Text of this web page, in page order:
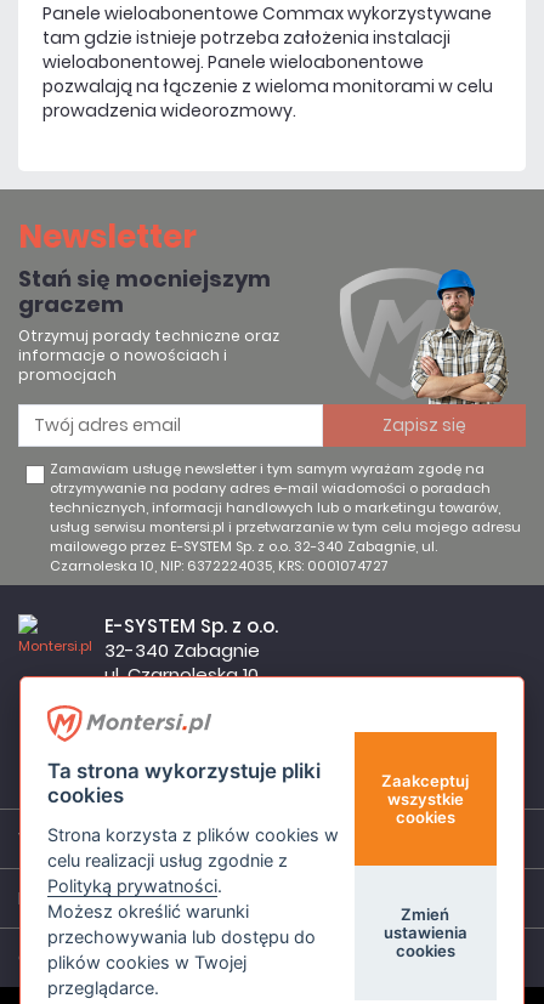
Panele wieloabonentowe Commax wykorzystywane
tam gdzie istnieje potrzeba założenia instalacji
wieloabonentowej. Panele wieloabonentowe
pozwalają na łączenie z wieloma monitorami w celu
prowadzenia wideorozmowy.
Newsletter
Stań się mocniejszym
graczem
Otrzymuj porady techniczne oraz
informacje o nowościach i
promocjach
Zamawiam usługę newsletter i tym samym wyrażam zgodę na
otrzymywanie na podany adres e-mail wiadomości o poradach
technicznych, informacji handlowych lub o marketingu towarów,
usług serwisu montersi.pl i przetwarzanie w tym celu mojego adresu
mailowego przez E-SYSTEM Sp. z o.o. 32-340 Zabagnie, ul.
Czarnoleska 10, NIP: 6372224035, KRS: 0001074727
17:00
E-SYSTEM Sp. z o.o.
32-340 Zabagnie
ul. Czarnoleska 10
sklep@montersi.pl
Wsparcie
Informacje
O nas
Ta strona wykorzystuje pliki
cookies
Strona korzysta z plików cookies w
celu realizacji usług zgodnie z
Polityką prywatności.
Możesz określić warunki
przechowywania lub dostępu do
plików cookies w Twojej
przeglądarce.
Zaakceptuj
wszystkie
cookies
Zmień
ustawienia
cookies